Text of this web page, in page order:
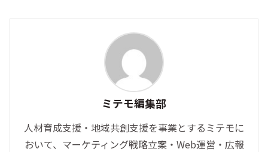
ミテモ編集部
人材育成支援・地域共創支援を事業とするミテモに
おいて、マーケティング戦略立案・Web運営・広報